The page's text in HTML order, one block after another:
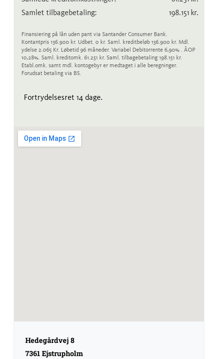
Samlet tilbagebetaling:
198.151 kr.
Finansiering på lån uden pant via Santander Consumer Bank.
Kontantpris 136.900 kr. Udbet. 0 kr. Saml. kreditbeløb 136.900 kr. Mdl.
ydelse 2.065 Kr. Løbetid 96 måneder. Variabel Debitorrente 6,90% . ÅOP
10,28%. Saml. kreditomk. 61.251 kr. Saml. tilbagebetaling 198.151 kr.
Etabl.omk. samt mdl. kontogebyr er medtaget i alle beregninger.
Forudsat betaling via BS.
Fortrydelsesret 14 dage.
Hedegårdvej 8
7361 Ejstrupholm